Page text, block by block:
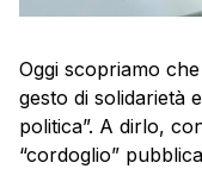
Oggi scopriamo
gesto di solidarietà e
politica”. A dirlo,
“cordoglio”